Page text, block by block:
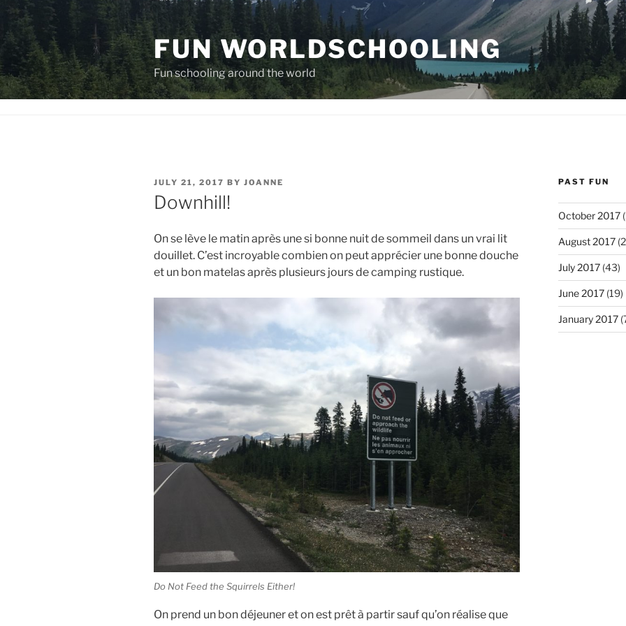
Skip
content
FUN WORLDSCHOOLING
Fun schooling around the world
POSTED
ON
JULY 21, 2017 BY JOANNE
Downhill!
On se lève le matin après une si bonne nuit de sommeil dans un vrai lit
douillet. C’est incroyable combien on peut apprécier une bonne douche
et un bon matelas après plusieurs jours de camping rustique.
Do Not Feed the Squirrels Either!
On prend un bon déjeuner et on est prêt à partir sauf qu’on réalise que
PAST FUN
October 2017
August 2017
July 2017(43)
June 2017(19)
January 2017